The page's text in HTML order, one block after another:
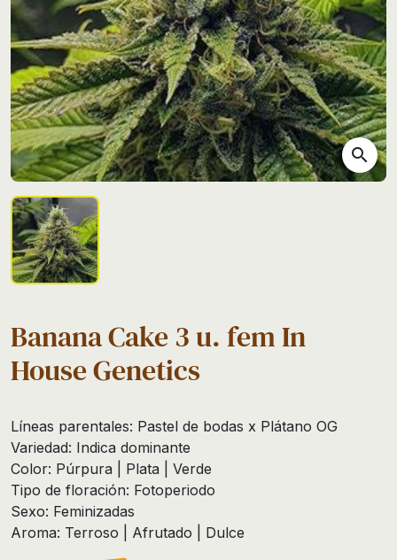
search
Banana Cake 3 u. fem In
House Genetics
Líneas parentales: Pastel de bodas x Plátano OG
Variedad: Indica dominante
Color: Púrpura | Plata | Verde
Tipo de floración: Fotoperiodo
Sexo: Feminizadas
Aroma: Terroso | Afrutado | Dulce